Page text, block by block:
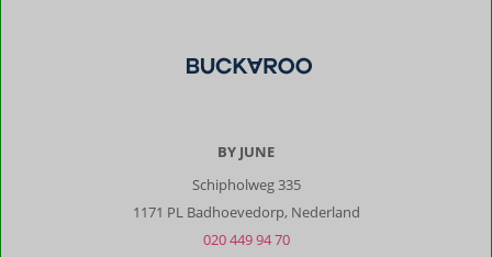
BY JUNE
Schipholweg 335
1171 PL Badhoevedorp, Nederland
020 449 94 70